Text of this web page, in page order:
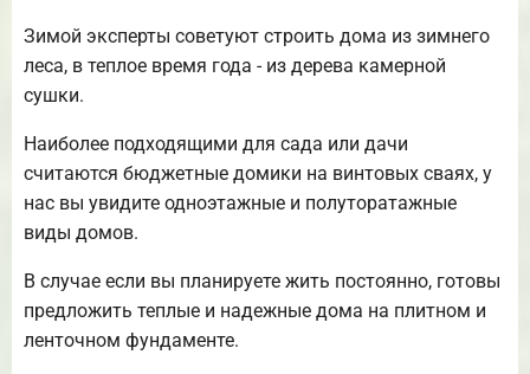
Зимой эксперты советуют строить дома из зимнего
леса, в теплое время года - из дерева камерной
сушки.
Наиболее подходящими для сада или дачи
считаются бюджетные домики на винтовых сваях, у
нас вы увидите одноэтажные и полуторатажные
виды домов.
В случае если вы планируете жить постоянно, готовы
предложить теплые и надежные дома на плитном и
ленточном фундаменте.